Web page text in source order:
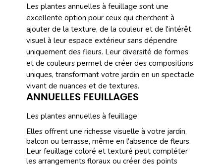
Les plantes annuelles à feuillage sont une
excellente option pour ceux qui cherchent à
ajouter de la texture, de la couleur et de l'intérêt
visuel à leur espace extérieur sans dépendre
uniquement des fleurs. Leur diversité de formes
et de couleurs permet de créer des compositions
uniques, transformant votre jardin en un spectacle
vivant de nuances et de textures.
ANNUELLES FEUILLAGES
Les plantes annuelles à feuillage
Elles offrent une richesse visuelle à votre jardin,
balcon ou terrasse, même en l'absence de fleurs.
Leur feuillage coloré et texturé peut compléter
les arrangements floraux ou créer des points